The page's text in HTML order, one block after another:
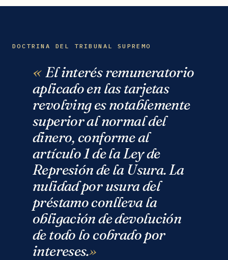
DOCTRINA DEL TRIBUNAL SUPREMO
El interés remuneratorio
aplicado en las tarjetas
revolving es notablemente
superior al normal del
dinero, conforme al
artículo 1 de la Ley de
Represión de la Usura. La
nulidad por usura del
préstamo conlleva la
obligación de devolución
de todo lo cobrado por
intereses.